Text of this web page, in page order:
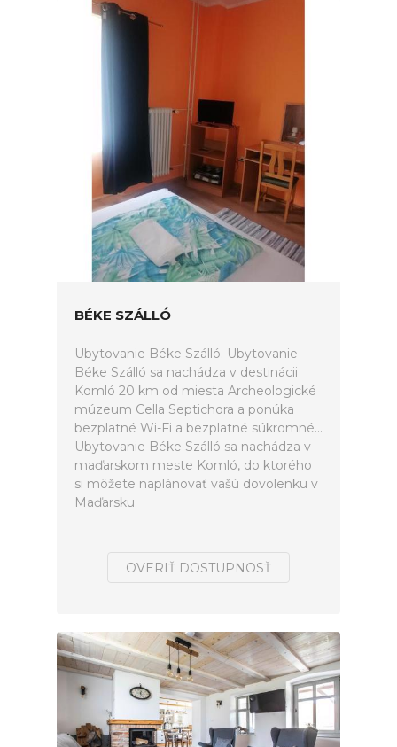
BÉKE SZÁLLÓ
Ubytovanie Béke Szálló. Ubytovanie
Béke Szálló sa nachádza v destinácii
Komló 20 km od miesta Archeologické
múzeum Cella Septichora a ponúka
bezplatné Wi-Fi a bezplatné súkromné...
Ubytovanie Béke Szálló sa nachádza v
maďarskom meste Komló, do ktorého
si môžete naplánovať vašú dovolenku v
Maďarsku.
OVERIŤ DOSTUPNOSŤ